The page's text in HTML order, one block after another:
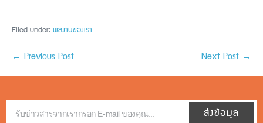
Filed under: ผลงานของเรา
← Previous Post Next Post →
ส่งข้อมูล